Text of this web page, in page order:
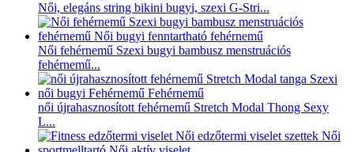
Női, elegáns string bikini bugyi, szexi G-Stri...
Női fehérnemű Szexi bugyi bambusz menstruációs
fehérnemű...
női újrahasznosított fehérnemű Stretch Modal Thong Sexy
L...